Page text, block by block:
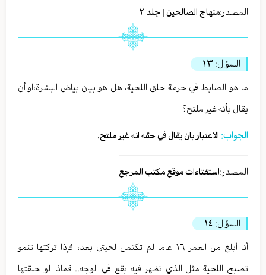
المصدر:منهاج الصالحين | جلد ٢
السؤال: ١٣
ما هو الضابط في حرمة حلق اللحية، هل هو بيان بياض البشرة،او أن
يقال بأنه غير ملتح؟
الجواب: الاعتبار بان يقال في حقه انه غير ملتح.
المصدر:استفتاءات موقع مكتب المرجع
السؤال: ١٤
أنا أبلغ من العمر ١٦ عاما لم تكتمل لحيتي بعد، فإذا تركتها تنمو
تصبح اللحية مثل الذي تظهر فيه بقع في الوجه.. فماذا لو حلقتها